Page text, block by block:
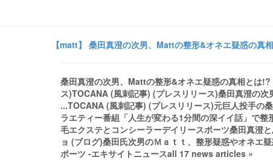
【matt】 桑田真澄の次男、Mattの整形&オネエ疑惑の
桑田真澄の次男、Mattの整形&オネエ疑惑の真相とは
ス)TOCANA (風刺記事) (プレスリリース)桑田真澄の
...TOCANA (風刺記事) (プレスリリース)元巨人投手の
ラエティー番組「人生が変わる1分間の深イイ話」で
毛エクステとコンシーラーデイリースポーツ桑田真澄
ョ (ブログ)桑田氏次男のＭａｔｔ、整形疑惑やオネエ
ポーツ -エキサイトニュースall 17 news articles »